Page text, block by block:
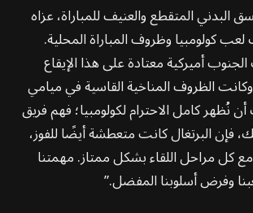
البدني المتقطع والعنيف للمباراة، عزاه
لعب كولومبيا وظروف المباراة المحلية.
أميركية معتادة على هذا الإيقاع
الظروف المناخية القاسية في ميامي
نُظهر كامل الاحترام لكولومبيا؛ فهم فريق
فإن البرتغال كانت متعطشة أيضًا للفوز،
مع كل مراحل اللقاء بشكل ممتاز. مهمتنا
وفرض أسلوبنا المفضل.”